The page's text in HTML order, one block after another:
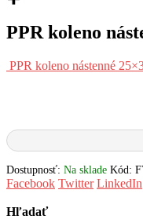
PPR koleno
PPR koleno nástenné
Dostupnosť: Na sklade Kód:
Facebook Twitter LinkedIn
Hľadať